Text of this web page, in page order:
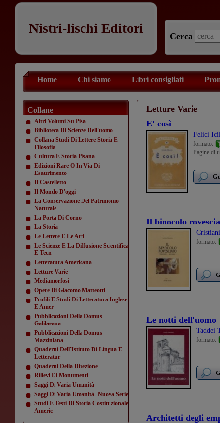
Nistri-lischi Editori
Cerca
Home Chi siamo Libri consigliati
Collane
Altri Volumi Su Pisa
Biblioteca Di Scienze Dell'uomo
Collana Studi Di Lettere Storia E
Filosofia
Cultura E Storia Pisana
Edizioni Rare O In Via Di
Esaurimento
Il Castelletto
Il Mondo D'oggi
La Conservazione Del Patrimonio
Naturale
La Porta Di Corno
La Storia
Le Lettere E Le Arti
Le Scienze E La Diffusione Scientifica
E Tecn
Letteratura Americana
Letture Varie
Mediamorfosi
Opere Di Giacomo Matteotti
Profili E Studi Di Letteratura Inglese
E Amer
Pubblicazioni Della Domus
Galilaeana
Pubblicazioni Della Domus
Mazziniana
Quaderni Dell'Istituto Di Lingua E
Letteratur
Quaderni Della Direzione
Rilievi Di Monumenti
Saggi Di Varia Umanità
Saggi Di Varia Umanità- Nuova Serie
Studi E Testi Di Storia Costituzionale
Americ
Letture Varie
E' così
Felici
formato:
Pagine di
Il binocolo
formato:
...
Le notti dell'uomo
Taddei
formato:
...
Architetti degli